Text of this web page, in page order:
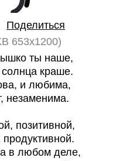
Поделиться
653x1200)
ты наше,
краше.
и любима,
незаменима.
позитивной,
в любом деле,